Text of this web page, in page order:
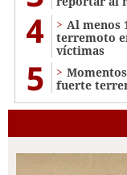
4
Al menos
terremoto
víctimas
5
fuerte